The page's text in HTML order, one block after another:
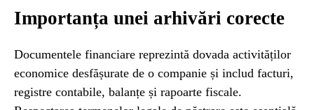
Importanța unei arhivări corecte
Documentele financiare reprezintă dovada activităților
economice desfășurate de o companie și includ facturi,
registre contabile, balanțe și rapoarte fiscale.